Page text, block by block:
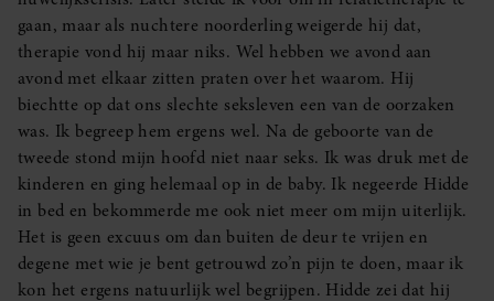
gaan, maar als nuchtere noorderling weigerde hij dat,
therapie vond hij maar niks. Wel hebben we avond aan
avond met elkaar zitten praten over het waarom. Hij
biechtte op dat ons slechte seksleven een van de oorzaken
was. Ik begreep hem ergens wel. Na de geboorte van de
tweede stond mijn hoofd niet naar seks. Ik was druk met de
kinderen en ging helemaal op in de baby. Ik negeerde Hidde
in bed en bekommerde me ook niet meer om mijn uiterlijk.
Het is geen excuus om dan buiten de deur te vrijen en
degene met wie je bent getrouwd zo’n pijn te doen, maar ik
kon het ergens natuurlijk wel begrijpen. Hidde zei dat hij